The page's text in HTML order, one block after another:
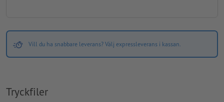
Vill du ha snabbare leverans? Välj expressleverans i kassan.
Tryckfiler